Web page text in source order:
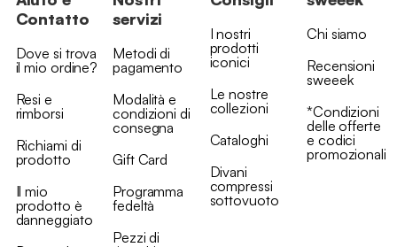
Contatto
Dove si trova
il mio ordine?
Resi e
rimborsi
Richiami di
prodotto
Il mio
prodotto è
danneggiato
servizi
Metodi di
pagamento
Modalità e
condizioni di
consegna
Gift Card
Programma
fedeltà
Pezzi di
I nostri
prodotti
iconici
Le nostre
collezioni
Cataloghi
Divani
compressi
sottovuoto
Chi siamo
Recensioni
sweeek
*Condizioni
delle offerte
e codici
promozionali